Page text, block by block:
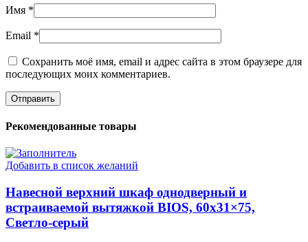
Имя *
Email *
Сохранить моё имя, email и адрес сайта в этом браузере для
последующих моих комментариев.
Рекомендованные товары
Добавить в список желаний
Навесной верхний шкаф однодверный и
встраиваемой вытяжкой BIOS, 60х31×75,
Светло-серый